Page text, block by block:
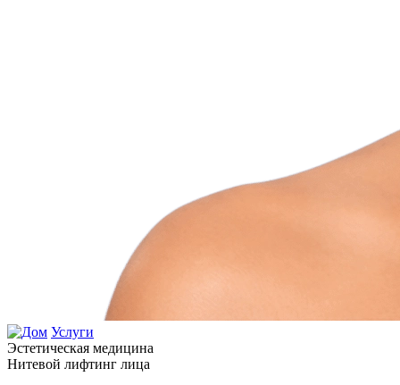
Услуги
Эстетическая медицина
Нитевой лифтинг лица